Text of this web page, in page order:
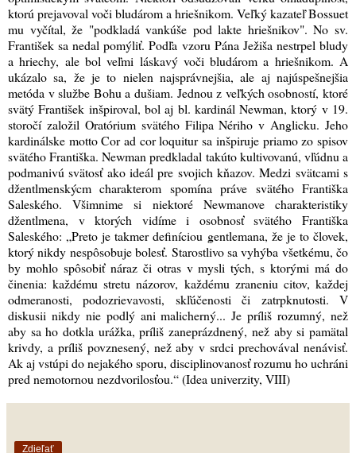
ktorú prejavoval voči bludárom a hriešnikom. Veľký kazateľ Bossuet
mu vyčítal, že "podkladá vankúše pod lakte hriešnikov". No sv.
František sa nedal pomýliť. Podľa vzoru Pána Ježiša nestrpel bludy
a hriechy, ale bol veľmi láskavý voči bludárom a hriešnikom. A
ukázalo sa, že je to nielen najsprávnejšia, ale aj najúspešnejšia
metóda v službe Bohu a dušiam. Jednou z veľkých osobností, ktoré
svätý František inšpiroval, bol aj bl. kardinál Newman, ktorý v 19.
storočí založil Oratórium svätého Filipa Nériho v Anglicku. Jeho
kardinálske motto Cor ad cor loquitur sa inšpiruje priamo zo spisov
svätého Františka. Newman predkladal takúto kultivovanú, vľúdnu a
podmanivú svätosť ako ideál pre svojich kňazov. Medzi svätcami s
džentlmenskýcm charakterom spomína práve svätého Františka
Saleského. Všimnime si niektoré Newmanove charakteristiky
džentlmena, v ktorých vidíme i osobnosť svätého Františka
Saleského: „Preto je takmer definíciou gentlemana, že je to človek,
ktorý nikdy nespôsobuje bolesť. Starostlivo sa vyhýba všetkému, čo
by mohlo spôsobiť náraz či otras v mysli tých, s ktorými má do
činenia: každému stretu názorov, každému zraneniu citov, každej
odmeranosti, podozrievavosti, skľúčenosti či zatrpknutosti. V
diskusii nikdy nie podlý ani malicherný... Je príliš rozumný, než
aby sa ho dotkla urážka, príliš zaneprázdnený, než aby si pamätal
krivdy, a príliš povznesený, než aby v srdci prechovával nenávisť.
Ak aj vstúpi do nejakého sporu, disciplinovanosť rozumu ho uchráni
pred nemotornou nezdvorilosťou.“ (Idea univerzity, VIII)
Zdieľať